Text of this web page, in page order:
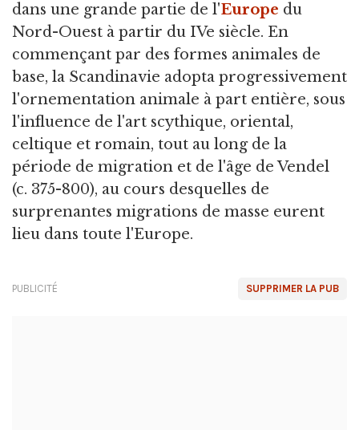
dans une grande partie de l'Europe du
Nord-Ouest à partir du IVe siècle. En
commençant par des formes animales de
base, la Scandinavie adopta progressivement
l'ornementation animale à part entière, sous
l'influence de l'art scythique, oriental,
celtique et romain, tout au long de la
période de migration et de l'âge de Vendel
(c. 375-800), au cours desquelles de
surprenantes migrations de masse eurent
lieu dans toute l'Europe.
SUPPRIMER LA PUB
PUBLICITÉ